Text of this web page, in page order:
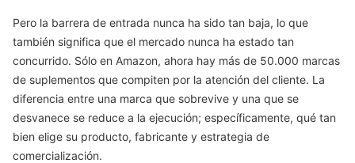
Pero la barrera de entrada nunca ha sido tan baja, lo que
también significa que el mercado nunca ha estado tan
concurrido. Sólo en Amazon, ahora hay más de 50.000 marcas
de suplementos que compiten por la atención del cliente. La
diferencia entre una marca que sobrevive y una que se
desvanece se reduce a la ejecución; específicamente, qué tan
bien elige su producto, fabricante y estrategia de
comercialización.